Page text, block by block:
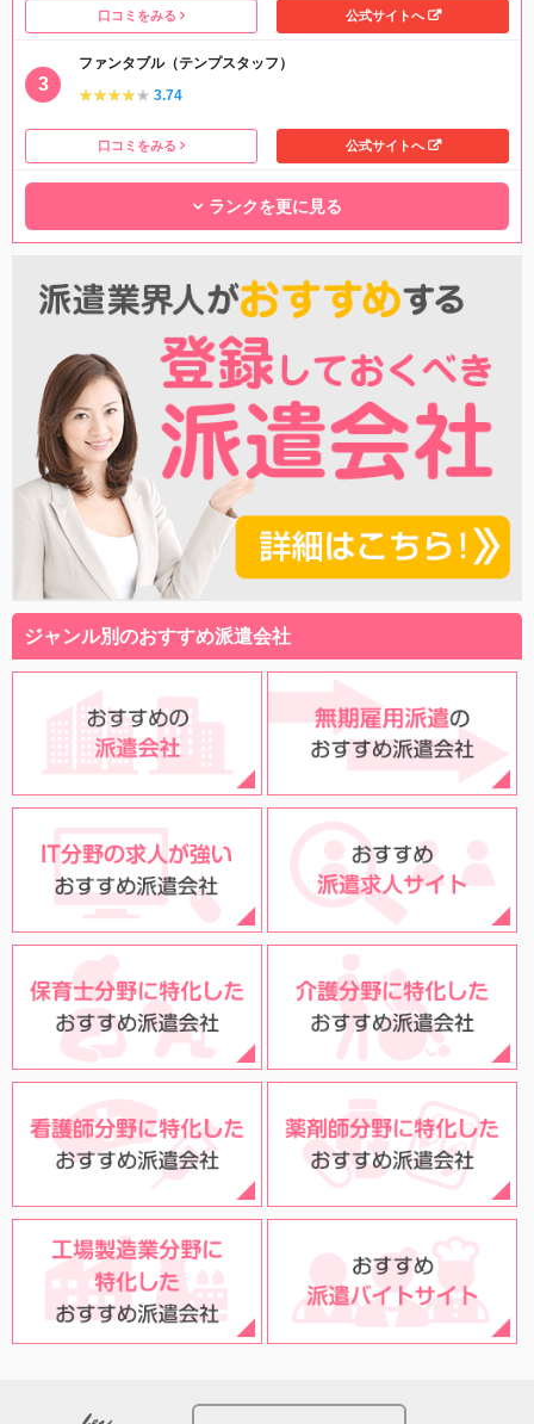
口コミをみる 公式サイトへ
ファンタブル（テンプスタッフ）
★★★★★
★★★★★ 3.74
口コミをみる 公式サイトへ
ランクを更に見る
ジャンル別のおすすめ派遣会社